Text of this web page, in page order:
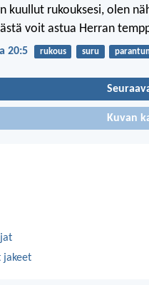
kuullut rukouksesi, olen
voit astua Herran
20:5 rukous suru
Kuvan
jakeet